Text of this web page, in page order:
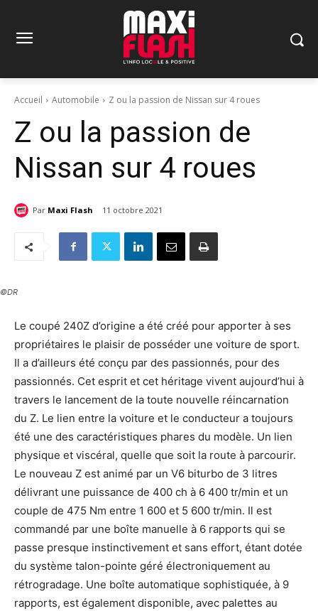
Accueil Automobile Z ou la passion de Nissan sur 4 roues
Z ou la passion de
Nissan sur 4 roues
Par Maxi Flash 11 octobre 2021
©DR
Le coupé 240Z d’origine a été créé pour apporter à ses
propriétaires le plaisir de posséder une voiture de sport.
Il a d’ailleurs été conçu par des passionnés, pour des
passionnés. Cet esprit et cet héritage vivent aujourd’hui à
travers le lancement de la toute nouvelle réincarnation
du Z. Le lien entre la voiture et le conducteur a toujours
été une des caractéristiques phares du modèle. Un lien
physique et viscéral, quelle que soit la route à parcourir.
Le nouveau Z est animé par un V6 biturbo de 3 litres
délivrant une puissance de 400 ch à 6 400 tr/min et un
couple de 475 Nm entre 1 600 et 5 600 tr/min. Il est
commandé par une boîte manuelle à 6 rapports qui se
passe presque instinctivement et sans effort, étant dotée
du système talon-pointe géré électroniquement au
rétrogradage. Une boîte automatique sophistiquée, à 9
rapports, est également disponible, avec palettes au